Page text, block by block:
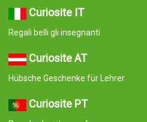
Curiosite IT
Regali belli gli insegnanti
Curiosite AT
Hübsche Geschenke für Lehrer
Curiosite PT